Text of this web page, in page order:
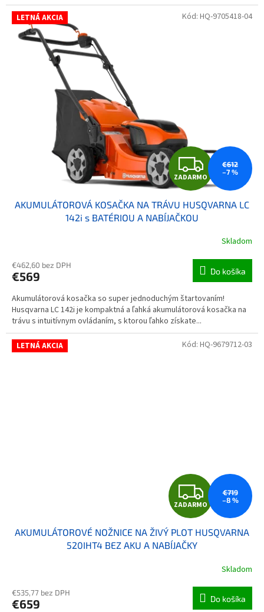
LETNÁ AKCIA
ZADARMO
€612
–7 %
AKUMULÁTOROVÁ KOSAČKA NA TRÁVU HUSQVARNA LC
142i s BATÉRIOU A NABÍJAČKOU
Skladom
€462,60 bez DPH
€569 Do košíka
Akumulátorová kosačka so super jednoduchým štartovaním!
Husqvarna LC 142i je kompaktná a ľahká akumulátorová kosačka na
trávu s intuitívnym ovládaním, s ktorou ľahko získate...
Kód: HQ-9705418-04
LETNÁ AKCIA
ZADARMO
€719
–8 %
AKUMULÁTOROVÉ NOŽNICE NA ŽIVÝ PLOT HUSQVARNA
520IHT4 BEZ AKU A NABÍJAČKY
Skladom
€535,77 bez DPH
€659 Do košíka
Kód: HQ-9679712-03